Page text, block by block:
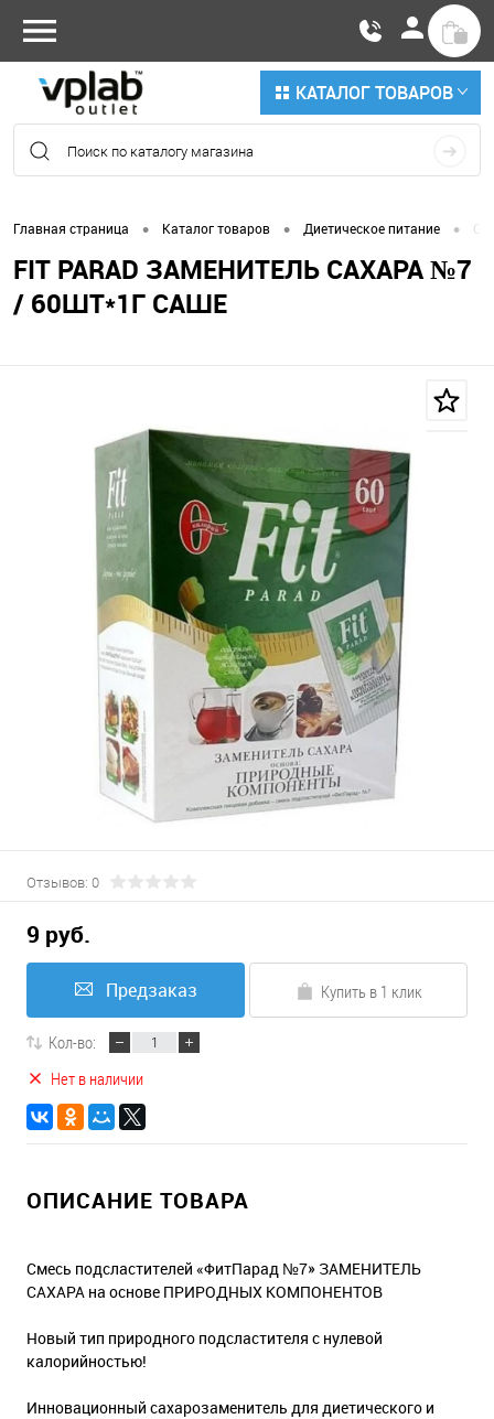
КАТАЛОГ ТОВАРОВ
Главная страница • Каталог товаров • Диетическое питание •
FIT PARAD ЗАМЕНИТЕЛЬ САХАРА №7
/ 60ШТ*1Г САШЕ
Отзывов: 0
9 руб.
Предзаказ Купить в 1 клик
Кол-во:
Нет в наличии
ОПИСАНИЕ ТОВАРА
Смесь подсластителей «ФитПарад №7» ЗАМЕНИТЕЛЬ
САХАРА на основе ПРИРОДНЫХ КОМПОНЕНТОВ
Новый тип природного подсластителя с нулевой
калорийностью!
Инновационный сахарозаменитель для диетического и